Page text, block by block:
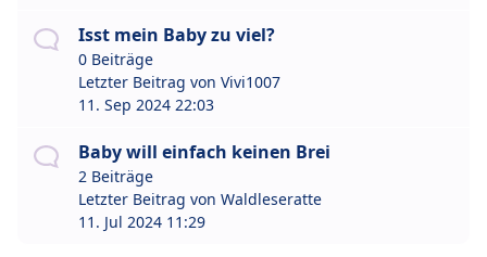
Isst mein Baby zu viel?
0 Beiträge
Letzter Beitrag von Vivi1007
11. Sep 2024 22:03
Baby will einfach keinen Brei
2 Beiträge
Letzter Beitrag von Waldleseratte
11. Jul 2024 11:29